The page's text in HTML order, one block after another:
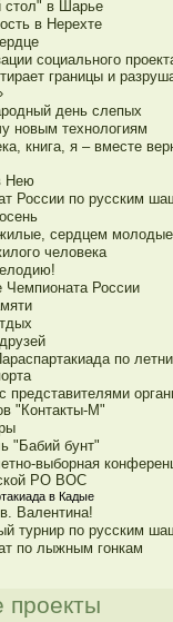
стол" в Шарье
в Нерехте
социального
границы и
день слепых
новым технологиям
книга, я – вместе
Нею
России по русским
сердцем молодые
человека
Чемпионата России
по
представителями
"Контакты-М"
"Бабий бунт"
выборная
РО ВОС
в Кадые
Валентина!
турнир по русским
по лыжным гонкам
проекты